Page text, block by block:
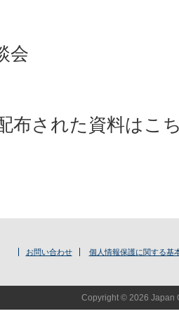
会
布された資料はこ
お問い合わせ 個人情報保護に関する基
Copyright © 2026 Japan